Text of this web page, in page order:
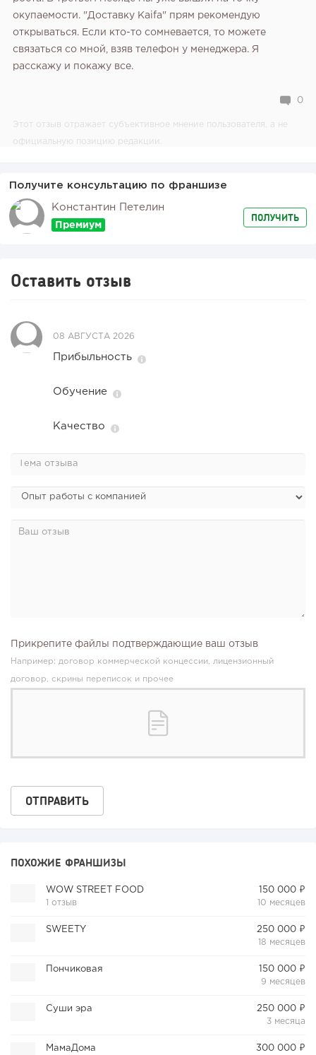
окупаемости. "Доставку Kaifa" прям рекомендую
открываться. Если кто-то сомневается, то можете
связаться со мной, взяв телефон у менеджера. Я
расскажу и покажу все.
0
Этот отзыв отражает субъективное мнение пользователя, а не
официальную позицию редакции.
Получите консультацию по франшизе
Константин Петелин
ПОЛУЧИТЬ
Оставить отзыв
08 АВГУСТА 2026
Прибыльность
Обучение
Качество
Прикрепите файлы подтверждающие ваш отзыв
Например: договор коммерческой концессии, лицензионный
договор, скрины переписок и прочее
ПОХОЖИЕ ФРАНШИЗЫ
WOW STREET FOOD
1 отзыв
150 000 ₽
10 месяцев
SWEETY
250 000 ₽
18 месяцев
Пончиковая
150 000 ₽
9 месяцев
Суши эра
250 000 ₽
3 месяца
МамаДома
300 000 ₽